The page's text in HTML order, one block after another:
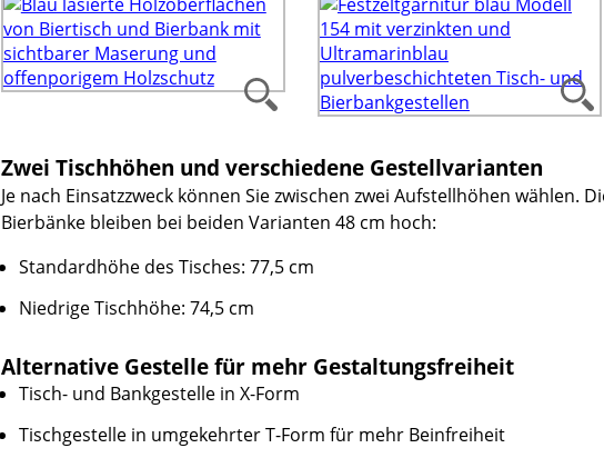
Zwei Tischhöhen und verschiedene Gestellvarianten
Je nach Einsatzzweck können Sie zwischen zwei Aufstellhöhen wählen.
Bierbänke bleiben bei beiden Varianten 48 cm hoch:
Standardhöhe des Tisches: 77,5 cm
Niedrige Tischhöhe: 74,5 cm
Alternative Gestelle für mehr Gestaltungsfreiheit
Tisch- und Bankgestelle in X-Form
Tischgestelle in umgekehrter T-Form für mehr Beinfreiheit